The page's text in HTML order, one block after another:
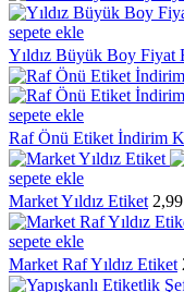
sepete ekle
Yıldız Büyük Boy Fiyat
sepete ekle
Raf Önü Etiket İndirim
sepete ekle
Market Yıldız Etiket
sepete ekle
Market Raf Yıldız Etiket